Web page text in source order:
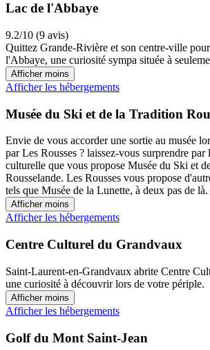
Lac de l'Abbaye
9.2/10 (9 avis)
Quittez Grande-Rivière et son centre-ville
l'Abbaye, une curiosité sympa située à
Afficher moins
Afficher les hébergements
Musée du Ski et de la Tradition
Envie de vous accorder une sortie au musée
par Les Rousses ? laissez-vous surprendre
culturelle que vous propose Musée du Ski et
Rousselande. Les Rousses vous propose
tels que Musée de la Lunette, à deux pas de là.
Afficher moins
Afficher les hébergements
Centre Culturel du Grandvaux
Saint-Laurent-en-Grandvaux abrite Centre
une curiosité à découvrir lors de votre périple.
Afficher moins
Afficher les hébergements
Golf du Mont Saint-Jean